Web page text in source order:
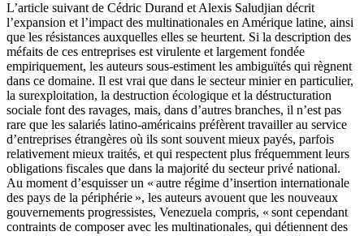
L’article suivant de Cédric Durand et Alexis Saludjian décrit
l’expansion et l’impact des multinationales en Amérique latine, ainsi
que les résistances auxquelles elles se heurtent. Si la description des
méfaits de ces entreprises est virulente et largement fondée
empiriquement, les auteurs sous-estiment les ambiguïtés qui règnent
dans ce domaine. Il est vrai que dans le secteur minier en particulier,
la surexploitation, la destruction écologique et la déstructuration
sociale font des ravages, mais, dans d’autres branches, il n’est pas
rare que les salariés latino-américains préfèrent travailler au service
d’entreprises étrangères où ils sont souvent mieux payés, parfois
relativement mieux traités, et qui respectent plus fréquemment leurs
obligations fiscales que dans la majorité du secteur privé national.
Au moment d’esquisser un « autre régime d’insertion internationale
des pays de la périphérie », les auteurs avouent que les nouveaux
gouvernements progressistes, Venezuela compris, « sont cependant
contraints de composer avec les multinationales, qui détiennent des